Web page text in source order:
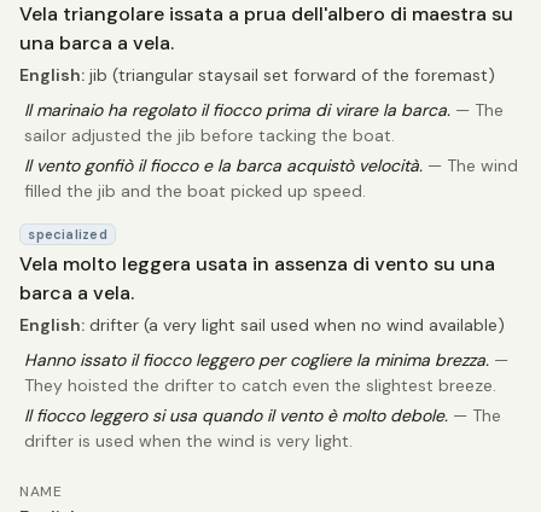
Vela triangolare issata a prua dell'albero di maestra su
una barca a vela.
English: jib (triangular staysail set forward of the foremast)
Il marinaio ha regolato il fiocco prima di virare la barca. — The
sailor adjusted the jib before tacking the boat.
Il vento gonfiò il fiocco e la barca acquistò velocità. — The wind
filled the jib and the boat picked up speed.
specialized
Vela molto leggera usata in assenza di vento su una
barca a vela.
English: drifter (a very light sail used when no wind available)
Hanno issato il fiocco leggero per cogliere la minima brezza. —
They hoisted the drifter to catch even the slightest breeze.
Il fiocco leggero si usa quando il vento è molto debole. — The
drifter is used when the wind is very light.
NAME